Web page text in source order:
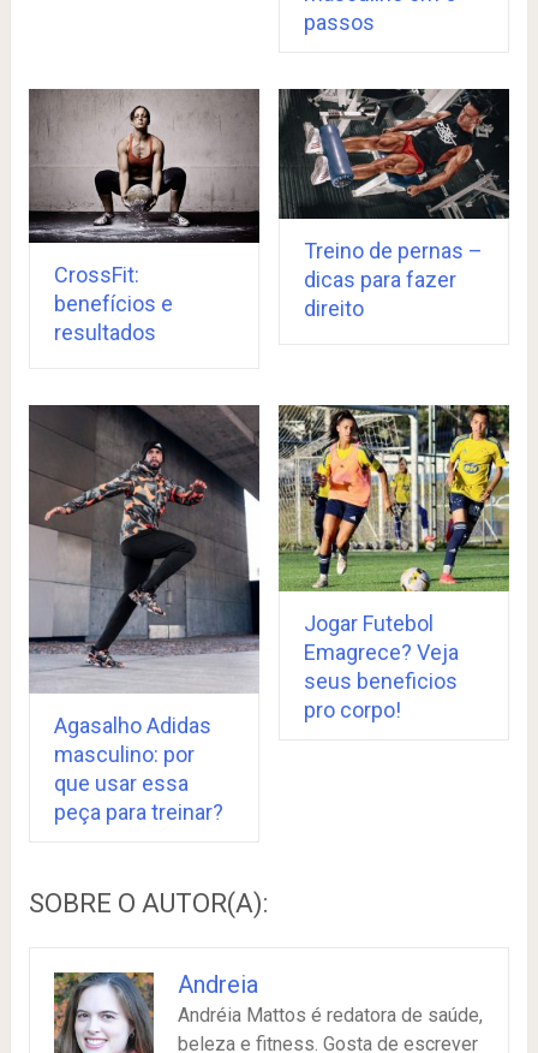
passos
CrossFit:
benefícios e
resultados
Treino de pernas –
dicas para fazer
direito
Agasalho Adidas
masculino: por
que usar essa
peça para treinar?
Jogar Futebol
Emagrece? Veja
seus beneficios
pro corpo!
SOBRE O AUTOR(A):
Andreia
Andréia Mattos é redatora de saúde,
beleza e fitness. Gosta de escrever